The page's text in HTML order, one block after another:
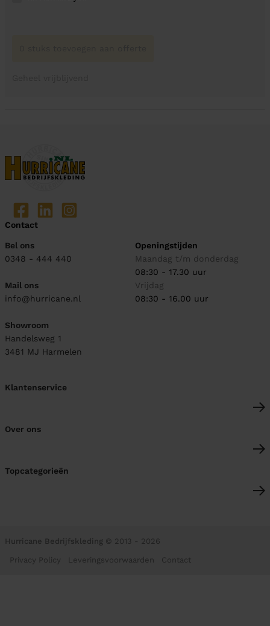
Contact
Bel ons
0348 - 444 440
Mail ons
info@hurricane.nl
Showroom
Handelsweg 1
3481 MJ Harmelen
Openingstijden
Maandag t/m donderdag
08:30 - 17.30 uur
Vrijdag
08:30 - 16.00 uur
Klantenservice
Over ons
Topcategorieën
Hurricane Bedrijfskleding © 2013 - 2026
Privacy Policy Leveringsvoorwaarden Contact